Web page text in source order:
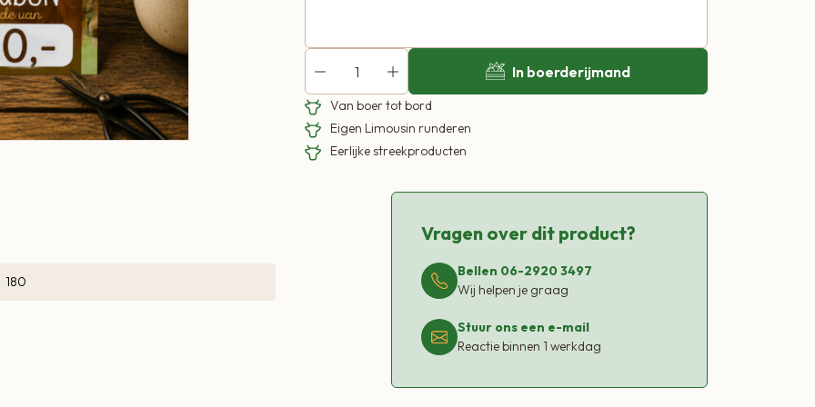
In boerderijmand
Van boer tot bord
Eigen Limousin runderen
Eerlijke streekproducten
180
Vragen over dit product?
Bellen 06-2920 3497
Wij helpen je graag
Stuur ons een e-mail
Reactie binnen 1 werkdag